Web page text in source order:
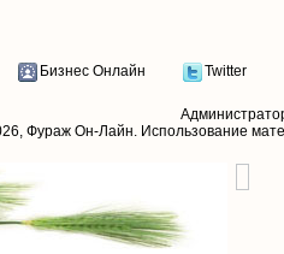
Бизнес Онлайн Twitter
Фураж Он-Лайн. Использование